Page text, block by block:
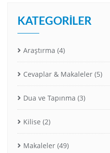
KATEGORILER
Araştırma (4)
Cevaplar & Makaleler (5)
Dua ve Tapınma (3)
Kilise (2)
Makaleler (49)